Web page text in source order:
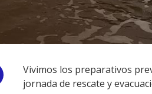
Facebook
Vivimos los preparativos
jornada de rescate y